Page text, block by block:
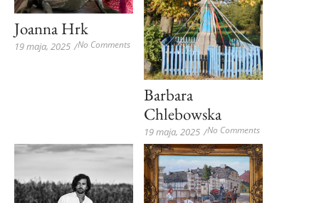
Joanna Hrk
19 maja, 2025 /No Comments
Barbara
Chlebowska
19 maja, 2025 /No Comments